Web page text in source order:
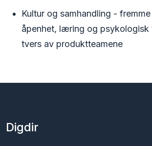
Kultur og samhandling -
åpenhet, læring og psykologisk
tvers av produktteamene
Digdir